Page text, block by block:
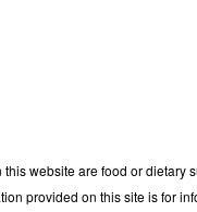
this website are food or
provided on this site is for